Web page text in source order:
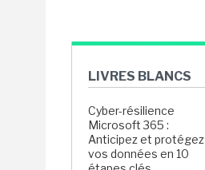
LIVRES BLANCS
Cyber-résilience
Microsoft 365 :
Anticipez et protégez
vos données en 10